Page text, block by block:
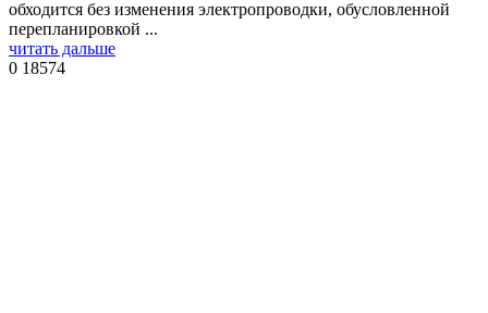
обходится без изменения электропроводки, обусловленной
перепланировкой ...
читать дальше
0 18574